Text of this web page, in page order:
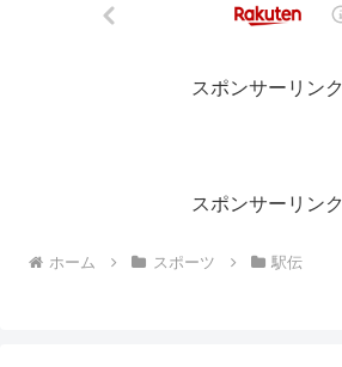
スポンサーリンク
スポンサーリンク
ホーム スポーツ 駅伝